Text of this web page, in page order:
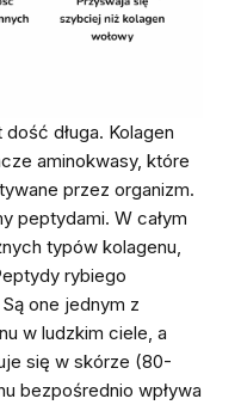
długa. Kolagen
aminokwasy, które
przez organizm.
peptydami. W całym
typów kolagenu,
rybiego
one jednym z
w ludzkim ciele, a
się w skórze (80-
bezpośrednio wpływa